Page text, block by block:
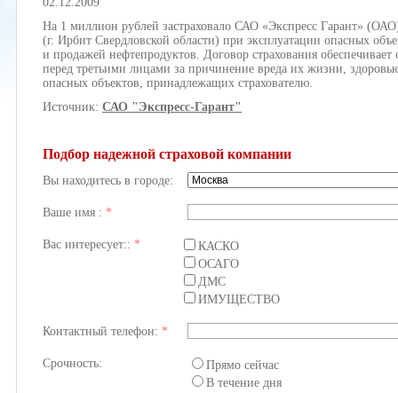
На 1 миллион рублей застраховало САО «Экспресс Гарант»
(г. Ирбит Свердловской области) при эксплуатации опасных
и продажей нефтепродуктов. Договор страхования
перед третьими лицами за причинение вреда их жизни,
опасных объектов, принадлежащих страхователю.
Источник: САО "Экспресс-Гарант"
Подбор надежной страховой компании
Вы находитесь в городе:
Ваше имя : *
Вас интересует:: *
КАСКО
ОСАГО
ДМС
ИМУЩЕСТВО
Контактный телефон: *
Срочность:
Прямо сейчас
В течение дня